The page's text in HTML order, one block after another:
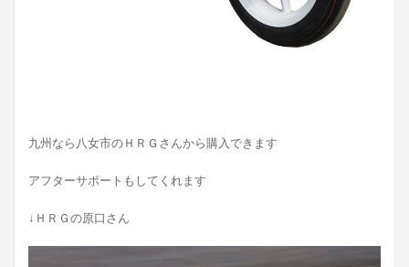
九州なら八女市のＨＲＧさんから購入できます
アフターサポートもしてくれます
↓ＨＲＧの原口さん